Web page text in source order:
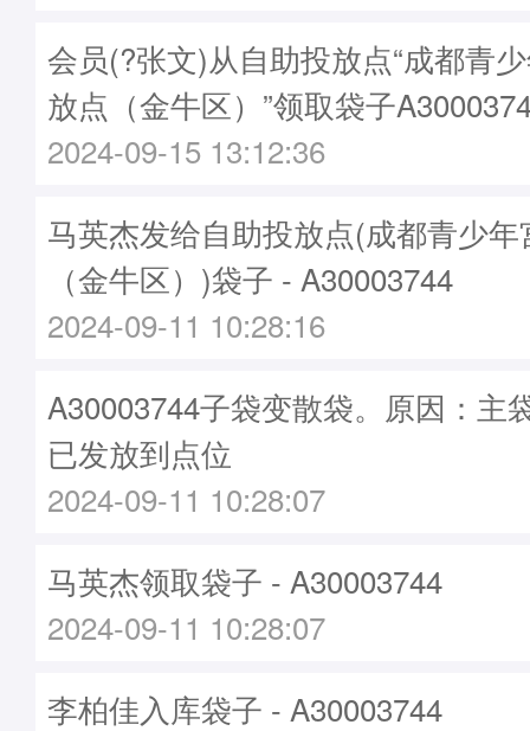
会员(?张文)从自助投放点“成都青
放点（金牛区）”领取袋子
2024-09-15 13:12:36
马英杰发给自助投放点(成都青少
（金牛区）)袋子 - A30003744
2024-09-11 10:28:16
A30003744子袋变散袋。原因：主
已发放到点位
2024-09-11 10:28:07
马英杰领取袋子 - A30003744
2024-09-11 10:28:07
李柏佳入库袋子 - A30003744